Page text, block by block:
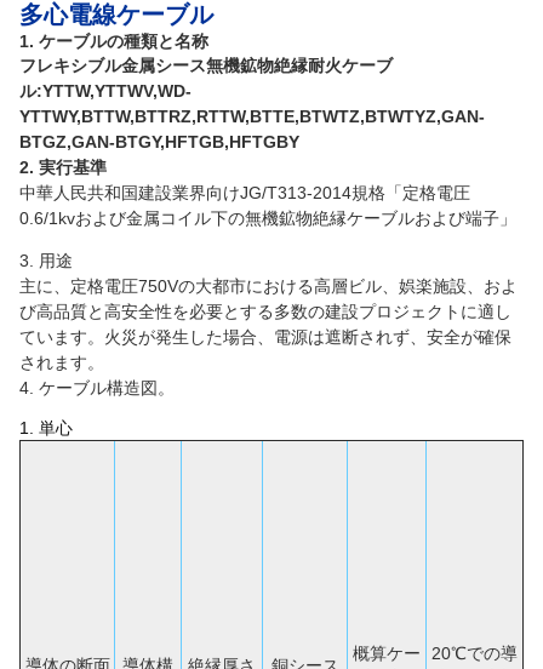
多心電線ケーブル
1. ケーブルの種類と名称
フレキシブル金属シース無機鉱物絶縁耐火ケーブ
ル:YTTW,YTTWV,WD-
YTTWY,BTTW,BTTRZ,RTTW,BTTE,BTWTZ,BTWTYZ,GAN-
BTGZ,GAN-BTGY,HFTGB,HFTGBY
2. 実行基準
中華人民共和国建設業界向けJG/T313-2014規格「定格電圧
0.6/1kvおよび金属コイル下の無機鉱物絶縁ケーブルおよび端子」
3. 用途
主に、定格電圧750Vの大都市における高層ビル、娯楽施設、およ
び高品質と高安全性を必要とする多数の建設プロジェクトに適し
ています。火災が発生した場合、電源は遮断されず、安全が確保
されます。
4. ケーブル構造図。
1. 単心
概算ケー
20℃での導